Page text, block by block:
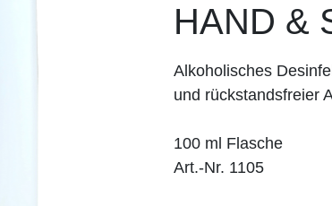
HAND &
Alkoholisches
und rückstandsfreier
100 ml Flasche
Art.-Nr. 1105